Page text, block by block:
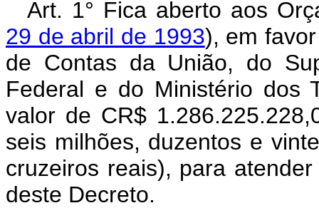
Art. 1° Fica aberto aos
29 de abril de 1993), em
de Contas da União, do
Federal e do Ministério dos
valor de CR$
seis milhões, duzentos e
cruzeiros reais), para
deste Decreto.